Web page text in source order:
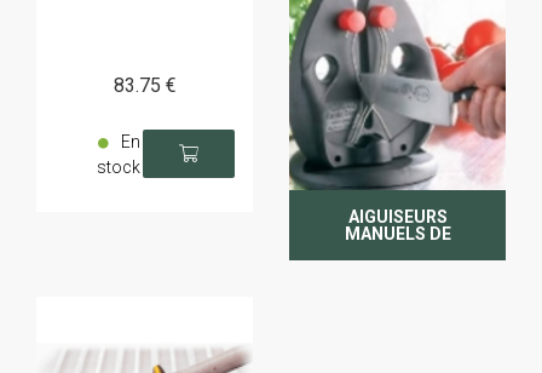
83.75 €
En
stock
AIGUISEURS
MANUELS DE